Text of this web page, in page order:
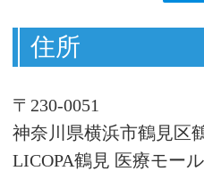
住所
〒230-0051
神奈川県横浜市鶴見区
LICOPA鶴見 医療モー